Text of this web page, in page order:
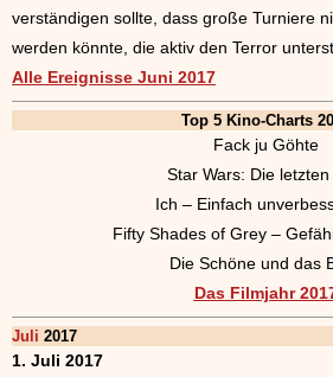
verständigen sollte, dass große Turniere
werden könnte, die aktiv den Terror
Alle Ereignisse Juni 2017
Top 5 Kino-Charts
Fack ju Göhte
Star Wars: Die letzten
Ich – Einfach
Fifty Shades of Grey –
Die Schöne und das
Das Filmjahr
Juli 2017
1. Juli 2017